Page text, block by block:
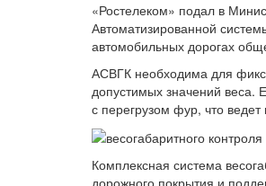
«Ростелеком» подал в
Автоматизированной
автомобильных дорогах
АСВГК необходима для
допустимых значений веса.
с перегрузом фур, что
Комплексная система